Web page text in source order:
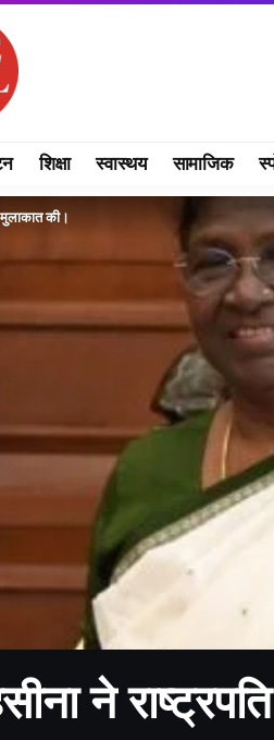
शिक्षा स्वास्थय सामाजिक
मुलाकात की।
ने राष्ट्रपति